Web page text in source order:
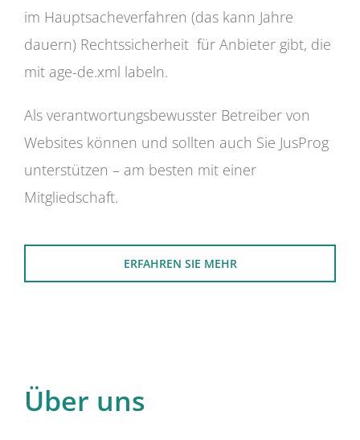
im Hauptsacheverfahren (das kann Jahre
dauern) Rechtssicherheit für Anbieter gibt, die
mit age-de.xml labeln.
Als verantwortungsbewusster Betreiber von
Websites können und sollten auch Sie JusProg
unterstützen – am besten mit einer
Mitgliedschaft.
ERFAHREN SIE MEHR
Über uns